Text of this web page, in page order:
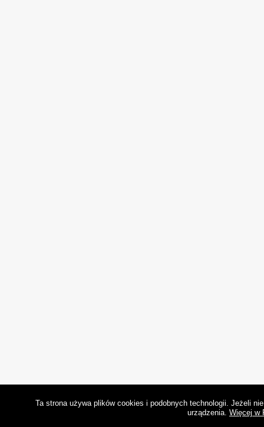
Ta strona używa plików cookies i podobnych technologii. Jeżeli
urządzenia. Więcej w